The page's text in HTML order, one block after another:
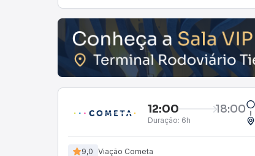
12:00 18:00
Duração: 6h
9,0 Viação Cometa